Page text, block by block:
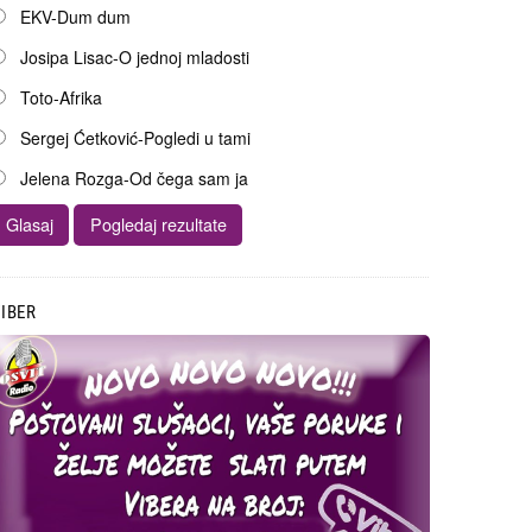
EKV-Dum dum
Josipa Lisac-O jednoj mladosti
Toto-Afrika
Sergej Ćetković-Pogledi u tami
Jelena Rozga-Od čega sam ja